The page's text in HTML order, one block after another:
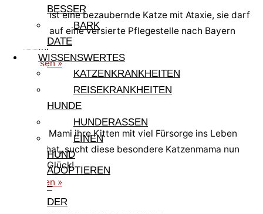
BESSER
BARK
DATE
WISSENSWERTES
KATZENKRANKHEITEN
REISEKRANKHEITEN
HUNDE
HUNDERASSEN
EINEN
HUND
ADOPTIEREN
–
DER
Tremolina ist eine bezaubernde Katze mit Ataxie, sie darf
im August auf eine versierte Pflegestelle nach Bayern
ausreisen.
weiterlesen »
Nachdem Mami ihre Kitten mit viel Fürsorge ins Leben
begleitet hat, sucht diese besondere Katzenmama nun
selbst ihr Glück!
weiterlesen »